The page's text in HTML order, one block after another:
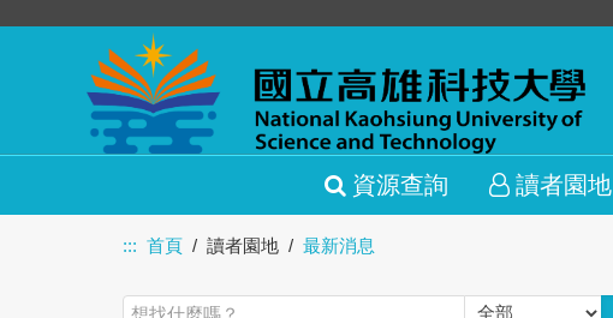
資源查詢 讀者園地
::: 首頁 讀者園地 最新消息